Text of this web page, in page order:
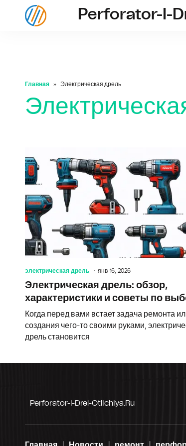
Perforator-I-
Главная Электрическая дрель
электрическая дрель янв 16, 2026
Электрическая дрель: обзор,
характеристики и советы по
Когда перед вами встает задача ремонта
создания чего-то своими руками,
дрель становится
Perforator-I-Drel-Otlichiya.ru